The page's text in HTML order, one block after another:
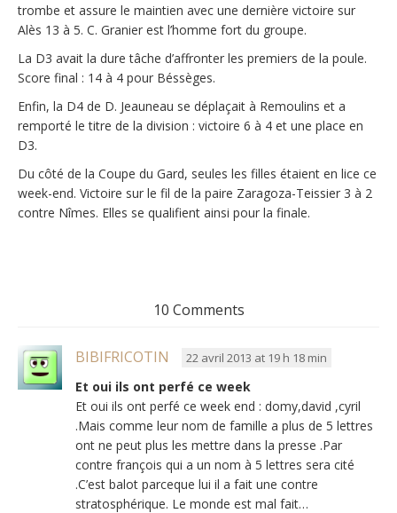
trombe et assure le maintien avec une dernière victoire sur
Alès 13 à 5. C. Granier est l’homme fort du groupe.
La D3 avait la dure tâche d’affronter les premiers de la poule.
Score final : 14 à 4 pour Béssèges.
Enfin, la D4 de D. Jeauneau se déplaçait à Remoulins et a
remporté le titre de la division : victoire 6 à 4 et une place en
D3.
Du côté de la Coupe du Gard, seules les filles étaient en lice ce
week-end. Victoire sur le fil de la paire Zaragoza-Teissier 3 à 2
contre Nîmes. Elles se qualifient ainsi pour la finale.
10 Comments
BIBIFRICOTIN 22 avril 2013 at 19 h 18 min
Et oui ils ont perfé ce week
Et oui ils ont perfé ce week end : domy,david ,cyril
.Mais comme leur nom de famille a plus de 5 lettres
ont ne peut plus les mettre dans la presse .Par
contre françois qui a un nom à 5 lettres sera cité
.C’est balot parceque lui il a fait une contre
stratosphérique. Le monde est mal fait…